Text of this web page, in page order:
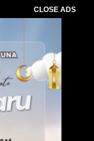
CLOSE ADS